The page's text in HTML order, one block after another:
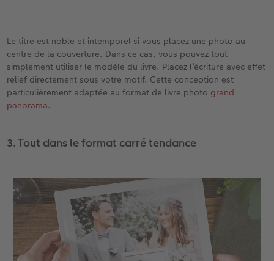
Le titre est noble et intemporel si vous placez une photo au
centre de la couverture. Dans ce cas, vous pouvez tout
simplement utiliser le modèle du livre. Placez l’écriture avec effet
relief directement sous votre motif. Cette conception est
particulièrement adaptée au format de livre photo grand
panorama.
3. Tout dans le format carré tendance